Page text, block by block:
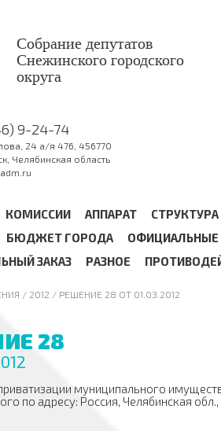
Собрание депутатов
Снежинского городского
округа
9-24-74
24 а/я 476, 456770
Челябинская область
КОМИССИИ АППАРАТ
БЮДЖЕТ ГОРОДА
ОФИЦИАЛЬНЫЕ
ЗАКАЗ
РАЗНОЕ
/ 2012 / РЕШЕНИЕ 28 ОТ 01.03.2012
28
муниципального
по адресу: Россия, Челябинская